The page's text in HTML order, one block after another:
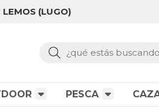
(LUGO)
Buscar
PESCA